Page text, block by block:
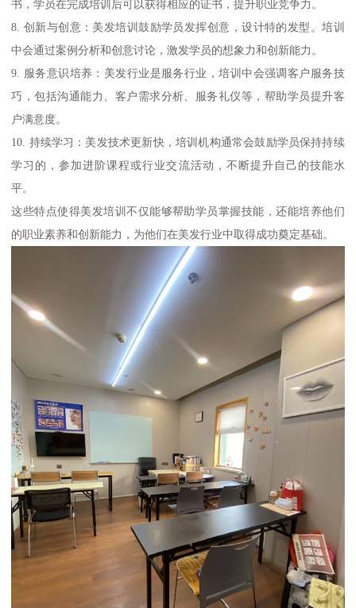
书，学员在完成培训后可以获得相应的证书，提升职业竞争力。
8. 创新与创意：美发培训鼓励学员发挥创意，设计特的发型。培训
中会通过案例分析和创意讨论，激发学员的想象力和创新能力。
9. 服务意识培养：美发行业是服务行业，培训中会强调客户服务技
巧，包括沟通能力、客户需求分析、服务礼仪等，帮助学员提升客
户满意度。
10. 持续学习：美发技术更新快，培训机构通常会鼓励学员保持持续
学习的，参加进阶课程或行业交流活动，不断提升自己的技能水
平。
这些特点使得美发培训不仅能够帮助学员掌握技能，还能培养他们
的职业素养和创新能力，为他们在美发行业中取得成功奠定基础。